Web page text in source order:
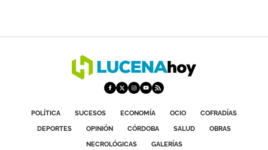
OBRAS
NECROLÓGICAS
POLÍTICA SUCESOS ECONOMÍA OCIO
COFRADÍAS
DEPORTES
OPINIÓN CÓRDOBA SALUD
OBRAS
NECROLÓGICAS
GALERÍAS